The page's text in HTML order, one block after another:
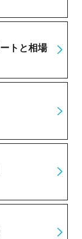
トと相場